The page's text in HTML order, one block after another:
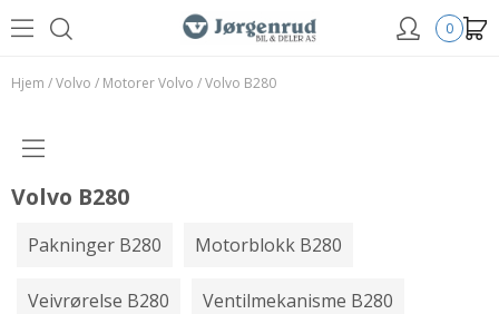
0
Hjem /Volvo / Motorer Volvo /Volvo B280
Volvo B280
Pakninger B280 Motorblokk B280
Veivrørelse B280 Ventilmekanisme B280